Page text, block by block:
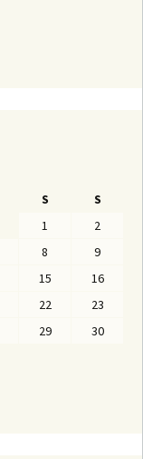
S S
1
2
8
9
15
16
22
23
29
30